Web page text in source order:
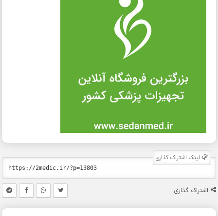
لینک اشتراک گذاری
اشتراک گذاری